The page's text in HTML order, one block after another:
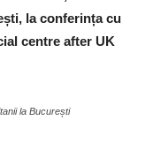
la conferința cu
centre after UK
la București